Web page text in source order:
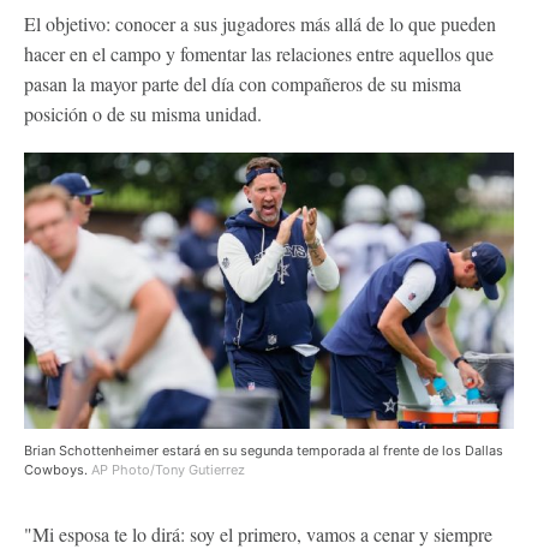
El objetivo: conocer a sus jugadores más allá de lo que pueden
hacer en el campo y fomentar las relaciones entre aquellos que
pasan la mayor parte del día con compañeros de su misma
posición o de su misma unidad.
Brian Schottenheimer estará en su segunda temporada al frente de los Dallas
Cowboys. AP Photo/Tony Gutierrez
"Mi esposa te lo dirá: soy el primero, vamos a cenar y siempre